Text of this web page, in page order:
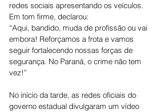
redes sociais apresentando os veículos.
Em tom firme, declarou:
“Aqui, bandido, muda de profissão ou vai
embora! Reforçamos a frota e vamos
seguir fortalecendo nossas forças de
segurança. No Paraná, o crime não tem
vez!”
No início da tarde, as redes oficiais do
governo estadual divulgaram um vídeo